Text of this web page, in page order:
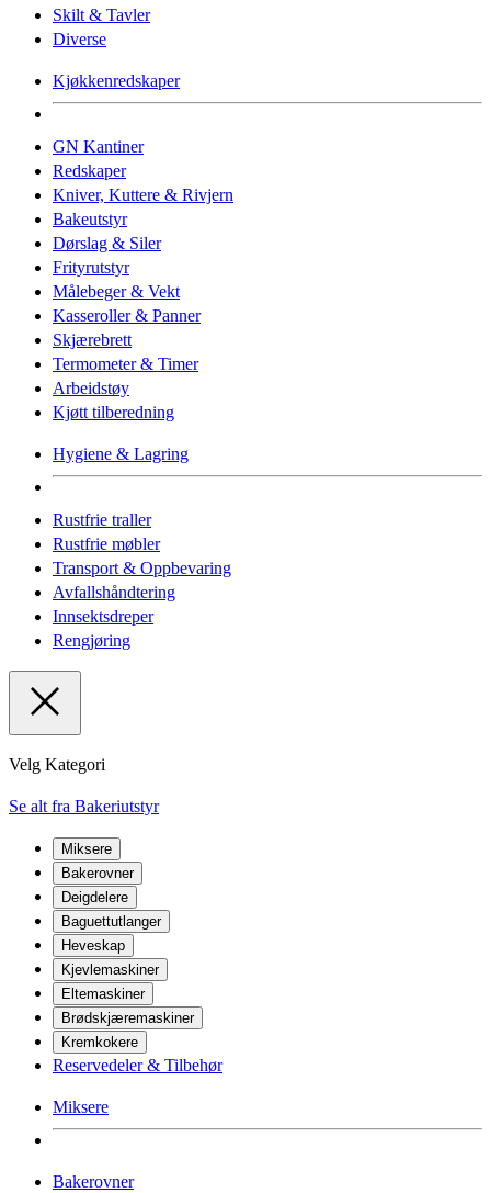
Skilt & Tavler
Diverse
Kjøkkenredskaper
GN Kantiner
Redskaper
Kniver, Kuttere & Rivjern
Bakeutstyr
Dørslag & Siler
Frityrutstyr
Målebeger & Vekt
Kasseroller & Panner
Skjærebrett
Termometer & Timer
Arbeidstøy
Kjøtt tilberedning
Hygiene & Lagring
Rustfrie traller
Rustfrie møbler
Transport & Oppbevaring
Avfallshåndtering
Innsektsdreper
Rengjøring
Velg Kategori
Se alt fra Bakeriutstyr
Miksere
Bakerovner
Deigdelere
Baguettutlanger
Heveskap
Kjevlemaskiner
Eltemaskiner
Brødskjæremaskiner
Kremkokere
Reservedeler & Tilbehør
Miksere
Bakerovner